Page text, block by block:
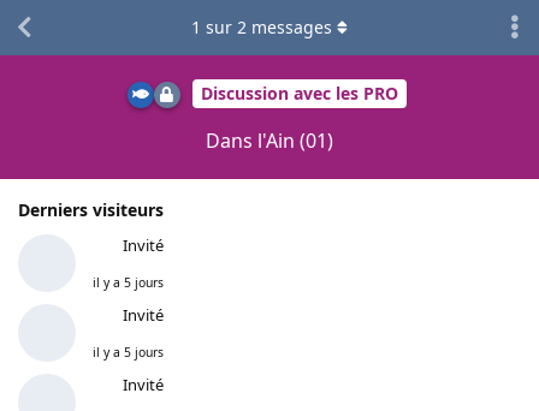
Discussion avec les PRO
Dans l'Ain (01)
Derniers visiteurs
Invité
il y a 5 jours
Invité
il y a 5 jours
Invité
1 sur 2 messages